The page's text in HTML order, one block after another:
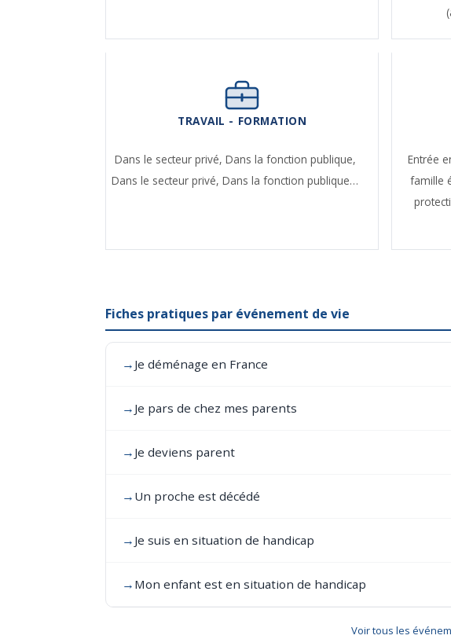
TRAVAIL - FORMATION
Dans le secteur privé, Dans la fonction publique,
Dans le secteur privé,Dans la fonction publique…
Entrée
famille
Fiches pratiques par événement de vie
→ Je déménage en France
→ Je pars de chez mes parents
→ Je deviens parent
→ Un proche est décédé
→ Je suis en situation de handicap
→ Mon enfant est en situation de handicap
Voir tous les